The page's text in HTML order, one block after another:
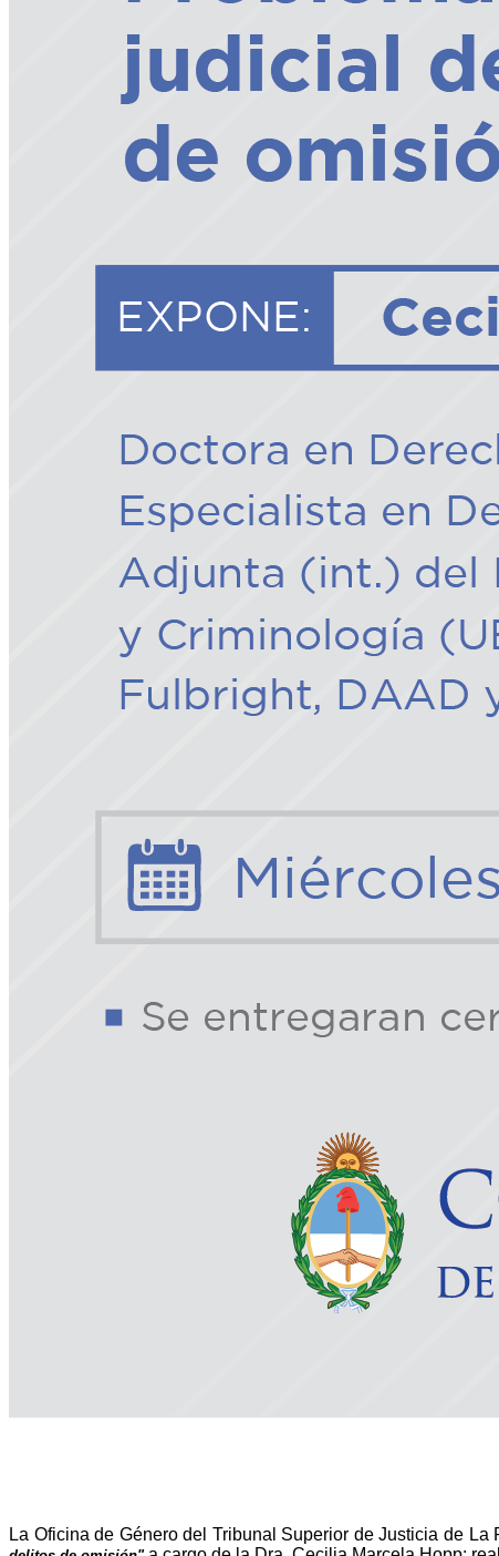
La Oficina de Género del Tribunal Superior de Justicia de